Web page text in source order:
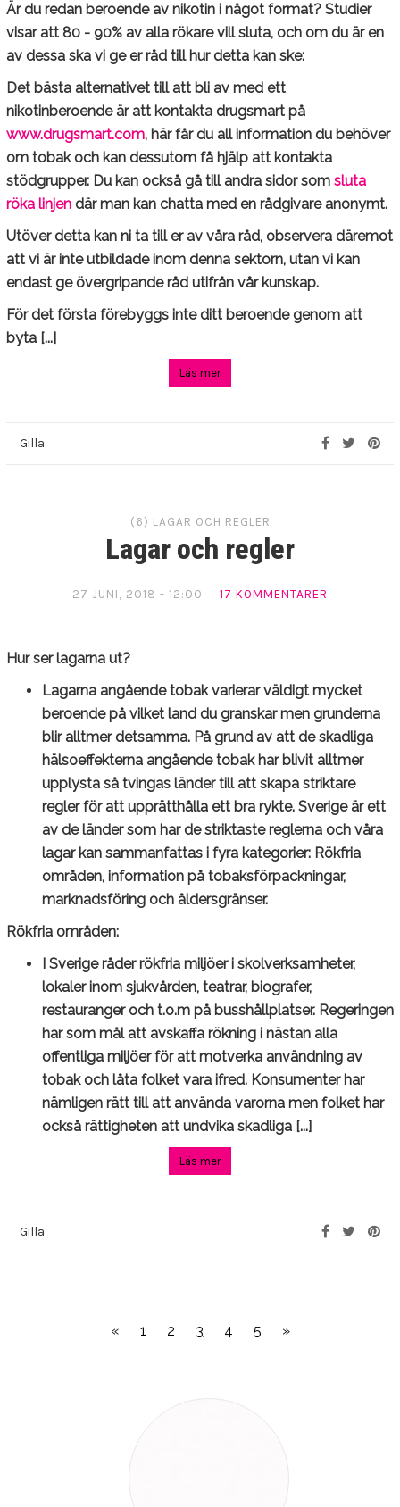
Är du redan beroende av nikotin i något format? Studier
visar att 80 - 90% av alla rökare vill sluta, och om du är en
av dessa ska vi ge er råd till hur detta kan ske:
Det bästa alternativet till att bli av med ett
nikotinberoende är att kontakta drugsmart på
www.drugsmart.com, här får du all information du behöver
om tobak och kan dessutom få hjälp att kontakta
stödgrupper. Du kan också gå till andra sidor som sluta
röka linjen där man kan chatta med en rådgivare anonymt.
Utöver detta kan ni ta till er av våra råd, observera däremot
att vi är inte utbildade inom denna sektorn, utan vi kan
endast ge övergripande råd utifrån vår kunskap.
För det första förebyggs inte ditt beroende genom att
byta [...]
Läs mer
Gilla
(6) LAGAR OCH REGLER
Lagar och regler
27 JUNI, 2018 - 12:00 17 KOMMENTARER
Hur ser lagarna ut?
Lagarna angående tobak varierar väldigt mycket
beroende på vilket land du granskar men grunderna
blir alltmer detsamma. På grund av att de skadliga
hälsoeffekterna angående tobak har blivit alltmer
upplysta så tvingas länder till att skapa striktare
regler för att upprätthålla ett bra rykte. Sverige är ett
av de länder som har de striktaste reglerna och våra
lagar kan sammanfattas i fyra kategorier: Rökfria
områden, information på tobaksförpackningar,
marknadsföring och åldersgränser.
Rökfria områden:
I Sverige råder rökfria miljöer i skolverksamheter,
lokaler inom sjukvården, teatrar, biografer,
restauranger och t.o.m på busshållplatser. Regeringen
har som mål att avskaffa rökning i nästan alla
offentliga miljöer för att motverka användning av
tobak och låta folket vara ifred. Konsumenter har
nämligen rätt till att använda varorna men folket har
också rättigheten att undvika skadliga [...]
Läs mer
Gilla
« 1 2 3 4 5 »